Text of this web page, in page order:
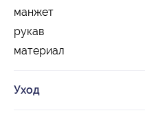
манжет
рукав
материал
Уход